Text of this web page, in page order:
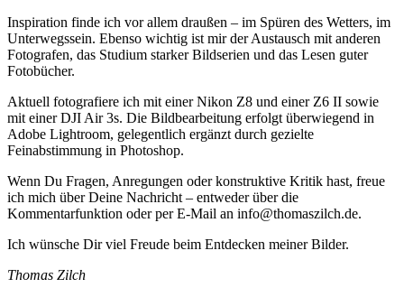
Inspiration finde ich vor allem draußen – im Spüren des Wetters, im
Unterwegssein. Ebenso wichtig ist mir der Austausch mit anderen
Fotografen, das Studium starker Bildserien und das Lesen guter
Fotobücher.
Aktuell fotografiere ich mit einer Nikon Z8 und einer Z6 II sowie
mit einer DJI Air 3s. Die Bildbearbeitung erfolgt überwiegend in
Adobe Lightroom, gelegentlich ergänzt durch gezielte
Feinabstimmung in Photoshop.
Wenn Du Fragen, Anregungen oder konstruktive Kritik hast, freue
ich mich über Deine Nachricht – entweder über die
Kommentarfunktion oder per E-Mail an info@thomaszilch.de.
Ich wünsche Dir viel Freude beim Entdecken meiner Bilder.
Thomas Zilch